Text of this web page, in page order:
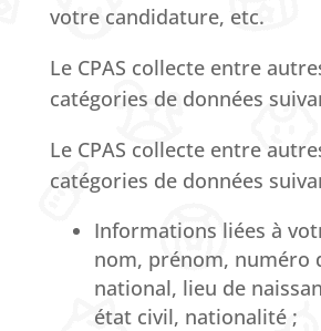
votre candidature, etc.
Le CPAS collecte entre
catégories de données
Le CPAS collecte entre
catégories de données
Informations liées à
nom, prénom, numéro
national, lieu de
état civil, nationalité ;